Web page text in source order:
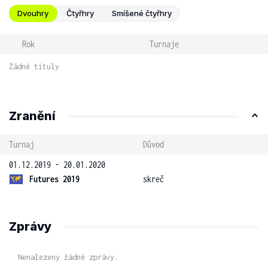
Dvouhry Čtyřhry Smíšené čtyřhry
Rok Turnaje
Žádné tituly
Zranění
Turnaj
Důvod
01.12.2019 - 20.01.2020
Futures 2019
skreč
Zprávy
Nenalezeny žádné zprávy.